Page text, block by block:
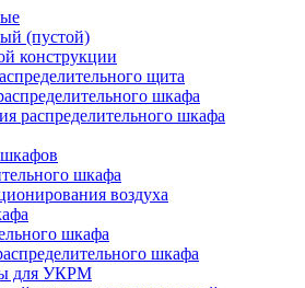
(пустой)
конструкции
щита
шкафа
распределительного шкафа
шкафа
воздуха
шкафа
шкафа
для УКРМ